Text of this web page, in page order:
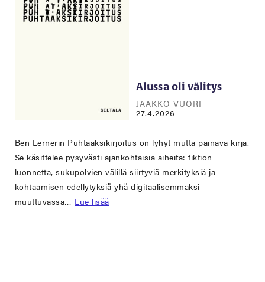
Alussa oli välitys
JAAKKO VUORI
27.4.2026
Ben Lernerin Puhtaaksikirjoitus on lyhyt mutta painava kirja.
Se käsittelee pysyvästi ajankohtaisia aiheita: fiktion
luonnetta, sukupolvien välillä siirtyviä merkityksiä ja
kohtaamisen edellytyksiä yhä digitaalisemmaksi
muuttuvassa… Lue lisää